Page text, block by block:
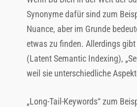
Synonyme dafür sind zum
Nuance, aber im Grunde
etwas zu finden. Allerdings
(Latent Semantic Indexing),
weil sie unterschiedliche
„Long-Tail-Keywords“ zum